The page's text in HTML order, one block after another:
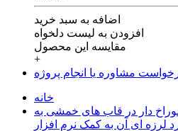
اضافه به سبد خرید
افزودن به لیست دلخواه
مقایسه این محصول
+
مشاوره یا انجام پروژه
خانه
دار در قاب های خمشی به